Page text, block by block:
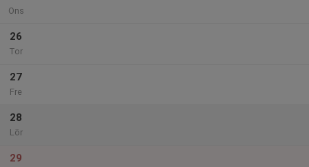
Ons
26
Tor
27
Fre
28
Lör
29